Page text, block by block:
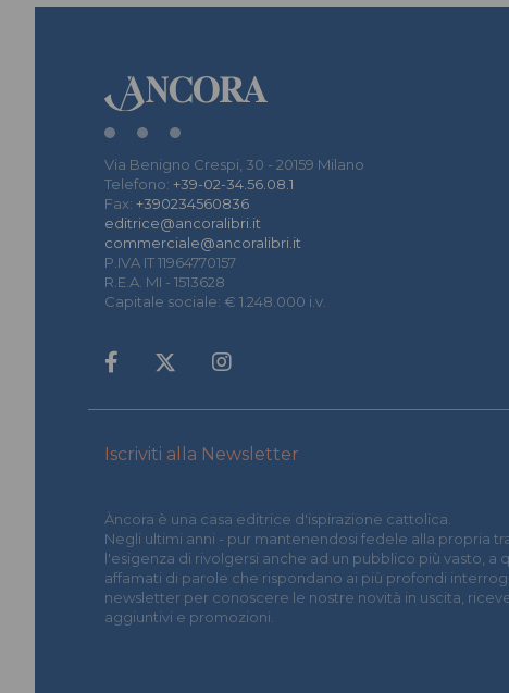
Via Benigno Crespi, 30 - 20159 Milano
Telefono: +39-02-34.56.08.1
Fax: +390234560836
editrice@ancoralibri.it
commerciale@ancoralibri.it
P.IVA IT 11964770157
R.E.A. MI - 1513628
Capitale sociale: € 1.248.000 i.v.
Iscriviti alla Newsletter
Àncora è una casa editrice d'ispirazione cattolica.
Negli ultimi anni - pur mantenendosi fedele alla propria
l'esigenza di rivolgersi anche ad un pubblico più vasto, a
affamati di parole che rispondano ai più profondi
newsletter per conoscere le nostre novità in uscita,
aggiuntivi e promozioni.